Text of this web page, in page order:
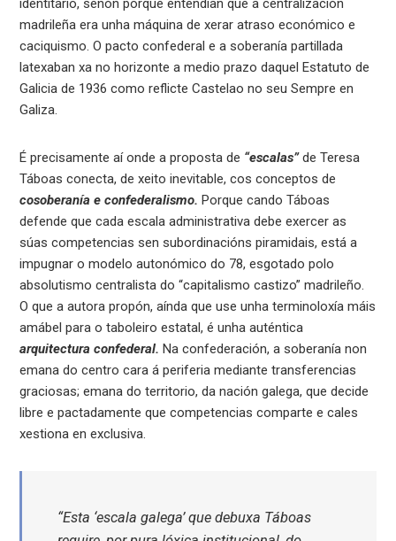
identitario, senón porque entendían que a centralización
madrileña era unha máquina de xerar atraso económico e
caciquismo. O pacto confederal e a soberanía partillada
latexaban xa no horizonte a medio prazo daquel Estatuto de
Galicia de 1936 como reflicte Castelao no seu Sempre en
Galiza.
É precisamente aí onde a proposta de “escalas” de Teresa
Táboas conecta, de xeito inevitable, cos conceptos de
cosoberanía e confederalismo. Porque cando Táboas
defende que cada escala administrativa debe exercer as
súas competencias sen subordinacións piramidais, está a
impugnar o modelo autonómico do 78, esgotado polo
absolutismo centralista do “capitalismo castizo” madrileño.
O que a autora propón, aínda que use unha terminoloxía máis
amábel para o taboleiro estatal, é unha auténtica
arquitectura confederal. Na confederación, a soberanía non
emana do centro cara á periferia mediante transferencias
graciosas; emana do territorio, da nación galega, que decide
libre e pactadamente que competencias comparte e cales
xestiona en exclusiva.
“Esta ‘escala galega’ que debuxa Táboas